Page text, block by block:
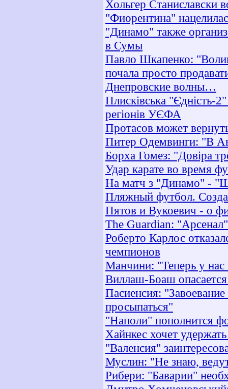
Хольгер Станиславски
"Фиорентина"
"Динамо" также
в Сумы
Павло Шкапенко:
почала просто
Днепровские волны…
Плисківська "Єдність-
регіонів УЄФА
Протасов может
Питер Одемвинги: "В
Борха Гомез: "Довіра
Удар карате во время
На матч з "Динамо" -
Пляжный футбол.
Пятов и Вукоевич - о
The Guardian:
Роберто Карлос
чемпионов
Манчини: "Теперь у
Виллаш-Боаш
Пасиенсия:
просыпаться"
"Наполи" пополнится
Хайнкес хочет
"Валенсия"
Муслин: "Не знаю,
Рибери: "Баварии"